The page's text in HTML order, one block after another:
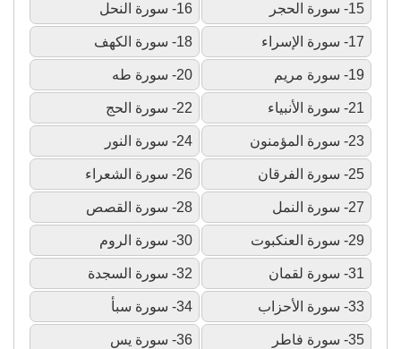
15- سورة الحجر 16- سورة النحل
17- سورة الإسراء 18- سورة الكهف
19- سورة مريم 20- سورة طه
21- سورة الأنبياء 22- سورة الحج
23- سورة المؤمنون 24- سورة النور
25- سورة الفرقان 26- سورة الشعراء
27- سورة النمل 28- سورة القصص
29- سورة العنكبوت 30- سورة الروم
31- سورة لقمان 32- سورة السجدة
33- سورة الأحزاب 34- سورة سبأ
35- سورة فاطر 36- سورة يس